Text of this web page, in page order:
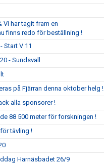
Vi har tagit fram en
finns redo för beställning !
Start V 11
- Sundsvall
på Fjärran denna oktober helg !
alla sponsorer !
88 500 meter för forskningen !
tävling !
Harnäsbadet 26/9